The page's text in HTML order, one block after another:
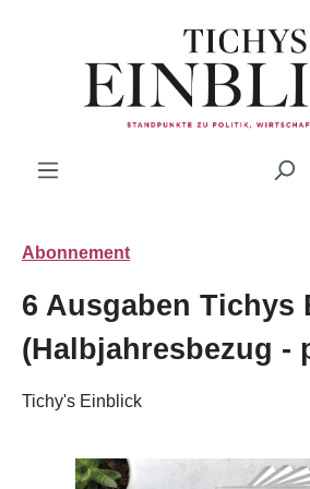
Zum Hauptinhalt springen
Abonnement
6 Ausgaben Tichys
(Halbjahresbezug -
Tichy's Einblick
Bildergalerie überspringen